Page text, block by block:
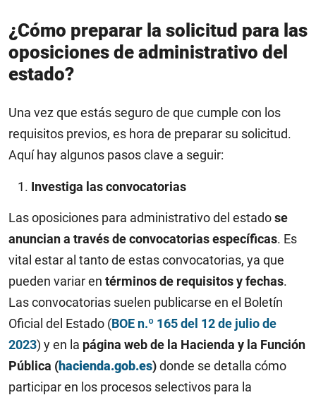
¿Cómo preparar la solicitud para las
oposiciones de administrativo del
estado?
Una vez que estás seguro de que cumple con los
requisitos previos, es hora de preparar su solicitud.
Aquí hay algunos pasos clave a seguir:
Investiga las convocatorias
Las oposiciones para administrativo del estadose
anuncian a través de convocatorias específicas. Es
vital estar al tanto de estas convocatorias, ya que
pueden variar en términos de requisitos y fechas.
Las convocatorias suelen publicarse en el Boletín
Oficial del Estado (BOE n.º 165 del 12 de julio de
2023) y en la página web de la Hacienda y la Función
Pública (hacienda.gob.es)donde se detalla cómo
participar en los procesos selectivos para la